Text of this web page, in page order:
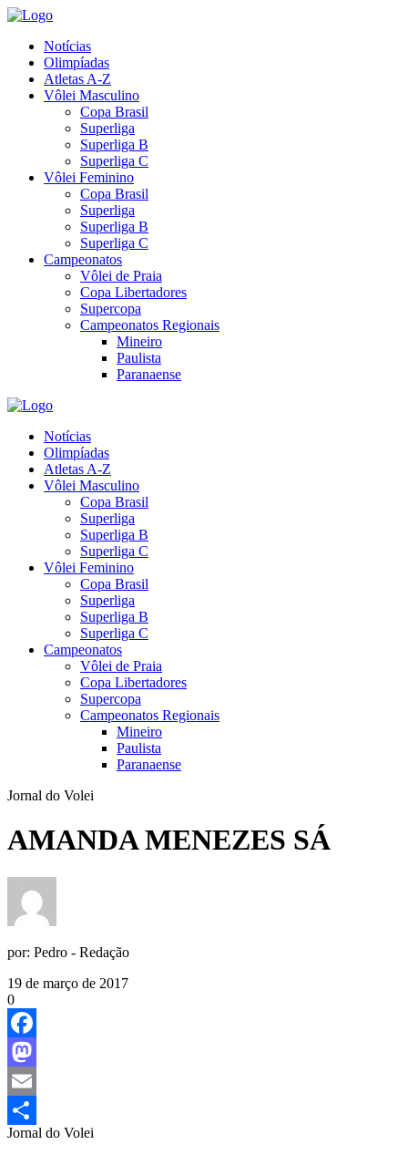
Notícias
Olimpíadas
Atletas A-Z
Vôlei Masculino
Copa Brasil
Superliga
Superliga B
Superliga C
Vôlei Feminino
Copa Brasil
Superliga
Superliga B
Superliga C
Campeonatos
Vôlei de Praia
Copa Libertadores
Supercopa
Campeonatos Regionais
Mineiro
Paulista
Paranaense
Notícias
Olimpíadas
Atletas A-Z
Vôlei Masculino
Copa Brasil
Superliga
Superliga B
Superliga C
Vôlei Feminino
Copa Brasil
Superliga
Superliga B
Superliga C
Campeonatos
Vôlei de Praia
Copa Libertadores
Supercopa
Campeonatos Regionais
Mineiro
Paulista
Paranaense
Jornal do Volei
AMANDA MENEZES SÁ
por: Pedro - Redação
19 de março de 2017
0
Facebook
Mastodon
Email
Share
Jornal do Volei